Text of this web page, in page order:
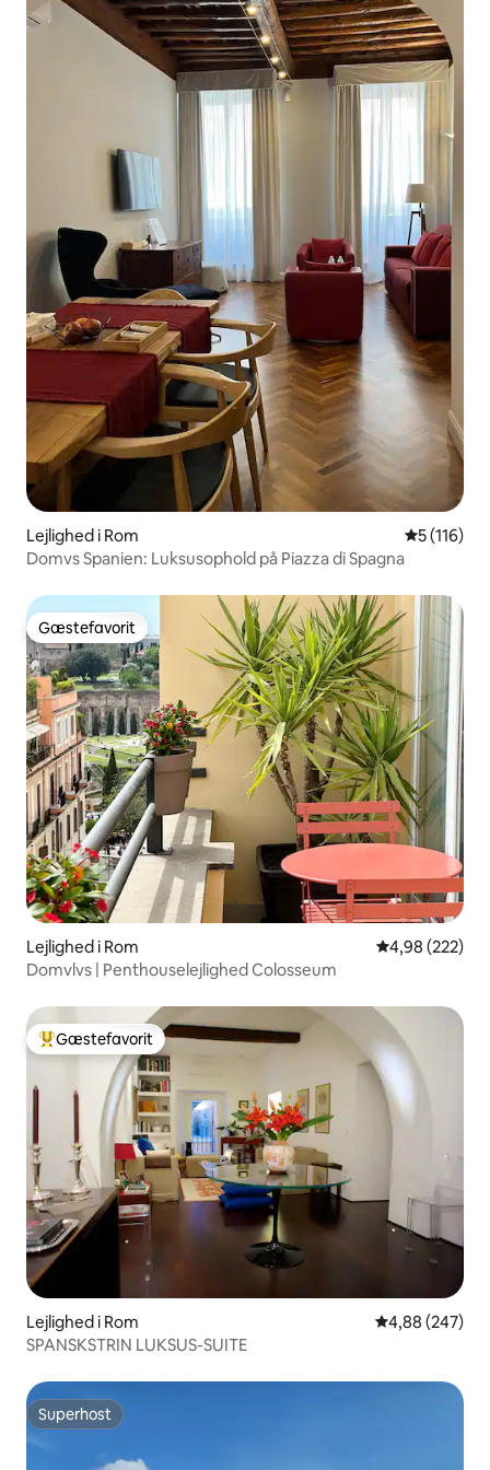
er reserveret til dig, og vores udvalg af
tips dedikeret til dig på Airbnb-
Guidebook af denne ekstraordinære
mode-luksus penthouse. *** Fra
27/10/2019 ny åbning. Den fremragende
service, høflighed og tilgængelighed, der
altid har kendetegnet Carens
ekstraordinære arbejde, forbliver
med møbler i Fendi-stil og krokodille stof
køkken, det tilbyder alle højkvalitets
tjenester såsom Hermes velkomst sæt
Jacuzzi pool til 4 personer, Netflix,
Lavazza kaffemaskine, 3 TV'er, stereo,
opvaskemaskine, mikrobølgeovn,
strygning, aircondition og varme.
Lejligheden ligger i det mest luksuriøse
område i det historiske centrum, på Via
Bocca di Leone, ved siden af Hermès
Palace og få skridt fra Piazza di Spagna
(90mt) og Via Condotti (50mt), en af de
mest elegante gader i verden til high
fashion shopping.
Lejlighed i Rom 5 ud af 5 i
5 (116)
Domvs Spanien: Luksusophold på Piazza di Spagna
Gæstefavorit
Gæstefavorit
Lejlighed i Rom 4,98 ud af 5 i
4,98 (222)
Domvlvs | Penthouselejlighed Colosseum
Bedste gæstefavorit
Gæstefavorit
Lejlighed i Rom 4,88 ud af 5 i
4,88 (247)
SPANSKSTRIN LUKSUS-SUITE
Superhost
Superhost